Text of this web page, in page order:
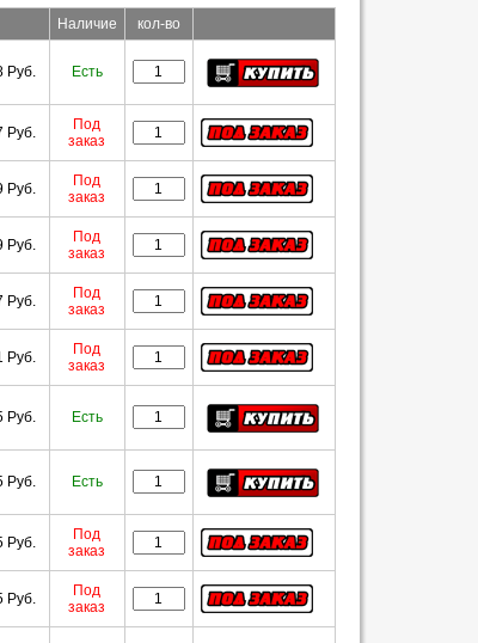
Наличие кол-во
Руб. Есть
Руб.
Под
заказ
Руб.
Под
заказ
Руб.
Под
заказ
Руб.
Под
заказ
Руб.
Под
заказ
Руб. Есть
Руб. Есть
Руб.
Под
заказ
Руб.
Под
заказ